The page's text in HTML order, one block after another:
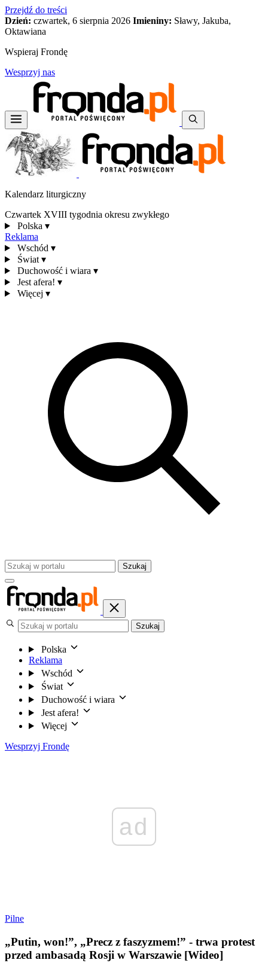
Przejdź do treści
Dzień: czwartek, 6 sierpnia 2026 Imieniny: Sławy, Jakuba,
Oktawiana
Wspieraj Frondę
Wesprzyj nas
Kalendarz liturgiczny
Czwartek XVIII tygodnia okresu zwykłego
Polska ▾
Reklama
Wschód ▾
Świat ▾
Duchowość i wiara ▾
Jest afera! ▾
Więcej ▾
Szukaj
Szukaj
Polska
Reklama
Wschód
Świat
Duchowość i wiara
Jest afera!
Więcej
Wesprzyj Frondę
ad
Pilne
„Putin, won!”, „Precz z faszyzmem!” - trwa protest
przed ambasadą Rosji w Warszawie [Wideo]